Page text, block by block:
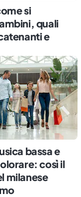
si
quali
e
bassa e
così il
milanese